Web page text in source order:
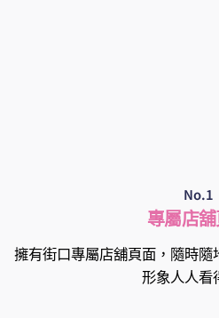
No.1
專屬店
擁有街口專屬店舖頁面，隨時
形象人人看